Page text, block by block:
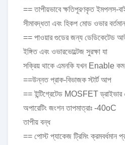
== তাপীয়ভাবে ক্ষতিপূরণকৃত ইমপলস-
সীমাবদ্ধতা এবং হিকপ মোড ওভার
== পাওয়ার গুডের জন্য ডেডিকেটেড
ইঙ্গিত এবং ওভারভোল্টেজ সুরক্ষা যা
সক্রিয় থাকে এমনকি যখন Enable কম
==উন্নত প্রাক-বিভাজক স্টার্ট আপ
== ইন্টিগ্রেটেড MOSFET ড্রাইভার
অপারেটিং জংশন তাপমাত্রাঃ -40oC
তাপীয় বন্ধ
== পোস্ট প্যাকেজ ট্রিমিং ক্রমবর্ধমান